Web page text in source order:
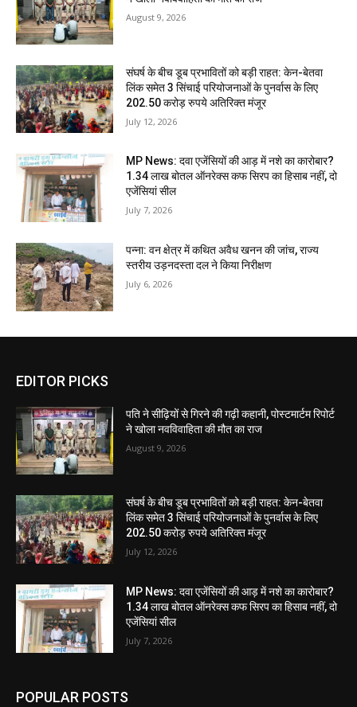
August 9, 2026
संघर्ष के बीच डूब प्रभावितों को बड़ी राहत: केन-बेतवा
लिंक समेत 3 सिंचाई परियोजनाओं के पुनर्वास के लिए
202.50 करोड़ रुपये अतिरिक्त मंजूर
July 12, 2026
MP News: दवा एजेंसियों की आड़ में नशे का कारोबार?
1.34 लाख बोतल ऑनरेक्स कफ सिरप का हिसाब नहीं, दो
एजेंसियां सील
July 7, 2026
पन्ना: वन क्षेत्र में कथित अवैध खनन की जांच, राज्य
स्तरीय उड़नदस्ता दल ने किया निरीक्षण
July 6, 2026
EDITOR PICKS
पति ने सीढ़ियों से गिरने की गढ़ी कहानी, पोस्टमार्टम रिपोर्ट
ने खोला नवविवाहिता की मौत का राज
August 9, 2026
संघर्ष के बीच डूब प्रभावितों को बड़ी राहत: केन-बेतवा
लिंक समेत 3 सिंचाई परियोजनाओं के पुनर्वास के लिए
202.50 करोड़ रुपये अतिरिक्त मंजूर
July 12, 2026
MP News: दवा एजेंसियों की आड़ में नशे का कारोबार?
1.34 लाख बोतल ऑनरेक्स कफ सिरप का हिसाब नहीं, दो
एजेंसियां सील
July 7, 2026
POPULAR POSTS